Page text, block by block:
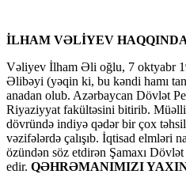
İLHAM VƏLİYEV
Vəliyev İlham Əli oğlu, 7 oktyabr
Əlibəyi (yəqin ki, bu kəndi hamı
anadan olub. Azərbaycan Dövlət
Riyaziyyat fakültəsini bitirib.
dövründə indiyə qədər bir çox
vəzifələrdə çalışıb. İqtisad elmləri
özündən söz etdirən Şamaxı
edir. QƏHRƏMANIMIZI